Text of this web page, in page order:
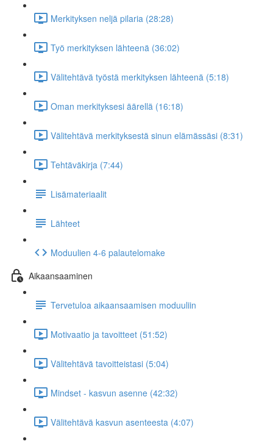
Merkityksen neljä pilaria (28:28)
Työ merkityksen lähteenä (36:02)
Välitehtävä työstä merkityksen lähteenä (5:18)
Oman merkityksesi äärellä (16:18)
Välitehtävä merkityksestä sinun elämässäsi (8:31)
Tehtäväkirja (7:44)
Lisämateriaalit
Lähteet
Moduulien 4-6 palautelomake
Aikaansaaminen
Tervetuloa aikaansaamisen moduuliin
Motivaatio ja tavoitteet (51:52)
Välitehtävä tavoitteistasi (5:04)
Mindset - kasvun asenne (42:32)
Välitehtävä kasvun asenteesta (4:07)